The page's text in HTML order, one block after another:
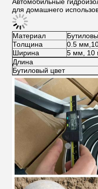
для домашнего
Материал
Толщина
0.5
Ширина
5 мм, 10
Длина
Бутиловый цвет